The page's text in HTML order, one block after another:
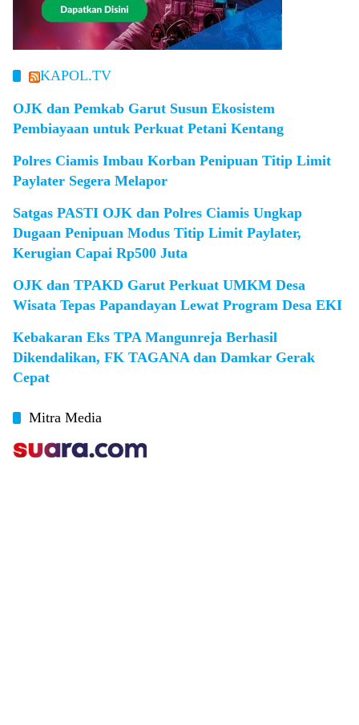
KAPOL.TV
OJK dan Pemkab Garut Susun Ekosistem
Pembiayaan untuk Perkuat Petani Kentang
Polres Ciamis Imbau Korban Penipuan Titip Limit
Paylater Segera Melapor
Satgas PASTI OJK dan Polres Ciamis Ungkap
Dugaan Penipuan Modus Titip Limit Paylater,
Kerugian Capai Rp500 Juta
OJK dan TPAKD Garut Perkuat UMKM Desa
Wisata Tepas Papandayan Lewat Program Desa EKI
Kebakaran Eks TPA Mangunreja Berhasil
Dikendalikan, FK TAGANA dan Damkar Gerak
Cepat
Mitra Media